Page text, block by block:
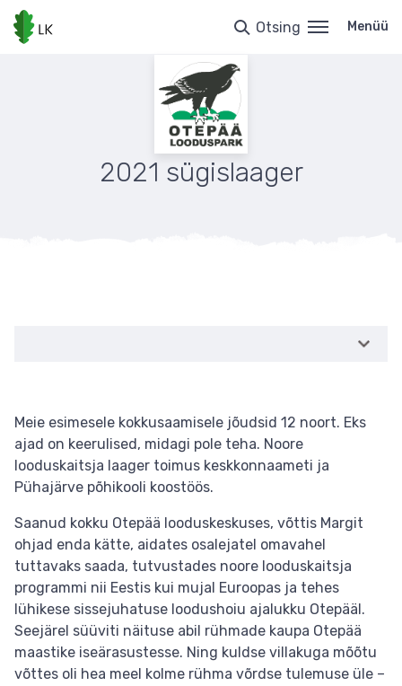
Liigu
edasi
põhisisu
Otsing Menüü
2021 sügislaager
Meie esimesele kokkusaamisele jõudsid 12 noort. Eks
ajad on keerulised, midagi pole teha. Noore
looduskaitsja laager toimus keskkonnaameti ja
Pühajärve põhikooli koostöös.
Saanud kokku Otepää looduskeskuses, võttis Margit
ohjad enda kätte, aidates osalejatel omavahel
tuttavaks saada, tutvustades noore looduskaitsja
programmi nii Eestis kui mujal Euroopas ja tehes
lühikese sissejuhatuse loodushoiu ajalukku Otepääl.
Seejärel süüviti näituse abil rühmade kaupa Otepää
maastike iseärasustesse. Ning kuldse villakuga mõõtu
võttes oli hea meel kolme rühma võrdse tulemuse üle –